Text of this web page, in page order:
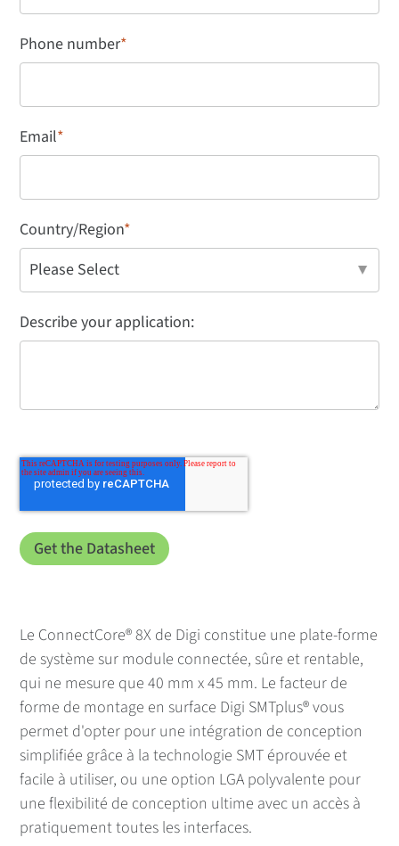
Phone number*
Email*
Country/Region*
Describe your application:
Le ConnectCore® 8X de Digi constitue une plate-forme
de système sur module connectée, sûre et rentable,
qui ne mesure que 40 mm x 45 mm. Le facteur de
forme de montage en surface Digi SMTplus® vous
permet d'opter pour une intégration de conception
simplifiée grâce à la technologie SMT éprouvée et
facile à utiliser, ou une option LGA polyvalente pour
une flexibilité de conception ultime avec un accès à
pratiquement toutes les interfaces.